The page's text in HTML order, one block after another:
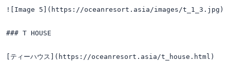
![Image 5](https://oceanresort.asia/images/t_1_3.jpg)
### T HOUSE
[ティーハウス](https://oceanresort.asia/t_house.html)